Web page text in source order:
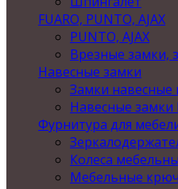
FUARO, PUNTO, AJAX
PUNTO, AJAX
Врезные замки,
Навесные замки
Замки навесные
Навесные замки
Фурнитура для
Колеса
Мебельные